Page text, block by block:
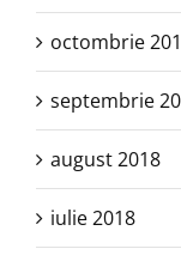
octombrie
septembrie
august 2018
iulie 2018